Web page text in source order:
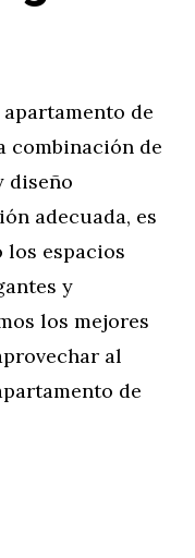
de
combinación de
diseño
adecuada, es
espacios
y
los mejores
al
de